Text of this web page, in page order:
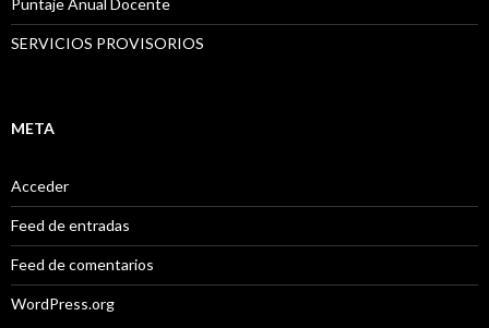
Puntaje Anual Docente
SERVICIOS PROVISORIOS
META
Acceder
Feed de entradas
Feed de comentarios
WordPress.org